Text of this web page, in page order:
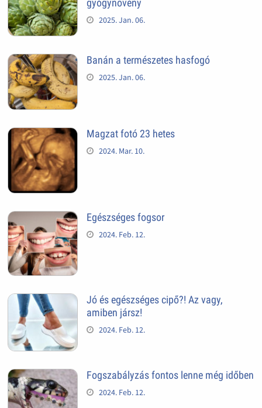
gyógynövény
2025. Jan. 06.
Banán a természetes hasfogó
2025. Jan. 06.
Magzat fotó 23 hetes
2024. Mar. 10.
Egészséges fogsor
2024. Feb. 12.
Jó és egészséges cipő?! Az vagy,
amiben jársz!
2024. Feb. 12.
Fogszabályzás fontos lenne még időben
2024. Feb. 12.